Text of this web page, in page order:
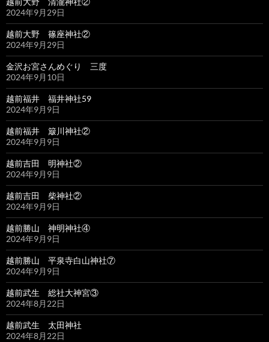
2024年9月29日
越前大野 篠座神社②
2024年9月29日
金沢お宮さんめぐり 三度
2024年9月10日
越前福井 福井神社59
2024年9月9日
越前福井 簸川神社②
2024年9月9日
越前吉田 明神社②
2024年9月9日
越前吉田 柴神社②
2024年9月9日
越前勝山 神明神社④
2024年9月9日
越前勝山 平泉寺白山神社⑦
2024年9月9日
越前武生 総社大神宮③
2024年8月22日
越前武生 太田神社
2024年8月22日